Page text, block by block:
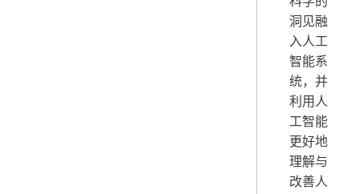
洞见融
入人工
智能系
统，并
利用人
工智能
更好地
理解与
改善人